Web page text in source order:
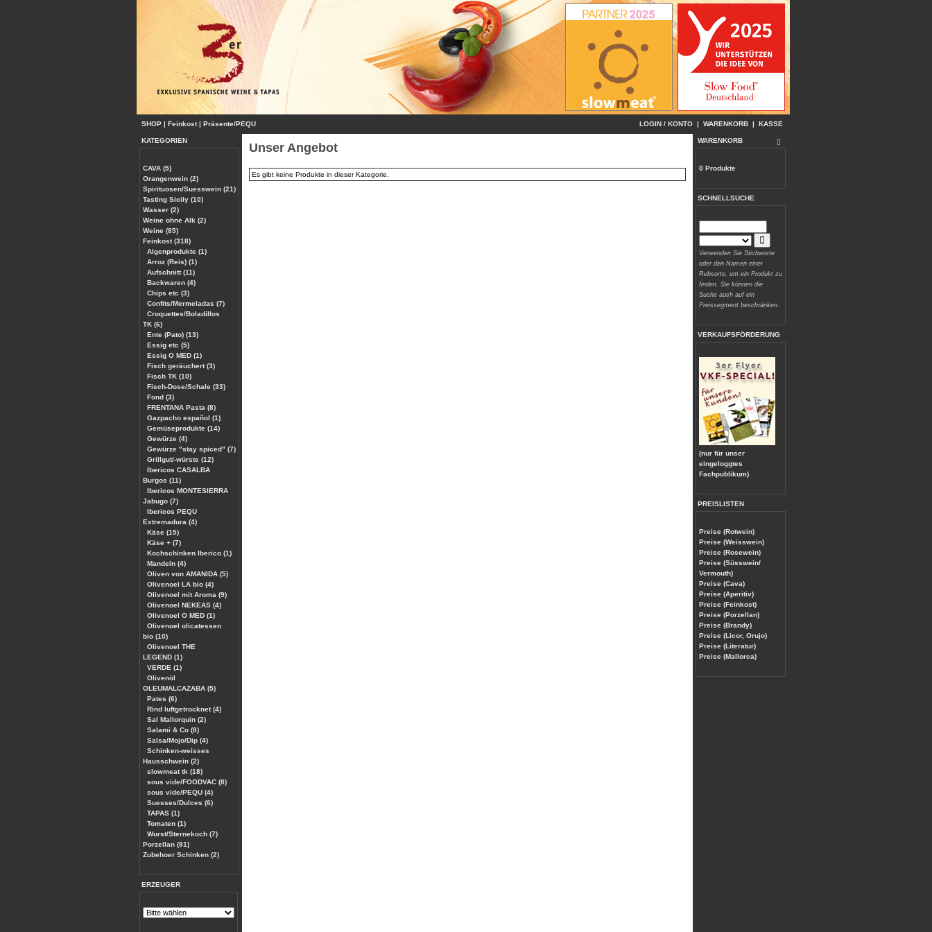
SHOP | Feinkost| Präsente/PEQU LOGIN / KONTO | WARENKORB | KASSE
KATEGORIEN
CAVA (5)
Orangenwein (2)
Spirituosen/Suesswein (21)
Tasting Sicily (10)
Wasser (2)
Weine ohne Alk (2)
Weine (85)
Feinkost (318)
Algenprodukte (1)
Arroz (Reis) (1)
Aufschnitt (11)
Backwaren (4)
Chips etc (3)
Confits/Mermeladas (7)
Croquettes/Boladillos
TK (6)
Ente (Pato) (13)
Essig etc (5)
Essig O MED (1)
Fisch geräuchert (3)
Fisch TK (10)
Fisch-Dose/Schale (33)
Fond (3)
FRENTANA Pasta (8)
Gazpacho español (1)
Gemüseprodukte (14)
Gewürze (4)
Gewürze "stay spiced" (7)
Grillgut/-würste (12)
Ibericos CASALBA
Burgos (11)
Ibericos MONTESIERRA
Jabugo (7)
Ibericos PEQU
Extremadura (4)
Käse (15)
Käse + (7)
Kochschinken Iberico (1)
Mandeln (4)
Oliven von AMANIDA (5)
Olivenoel LA bio (4)
Olivenoel mit Aroma (9)
Olivenoel NEKEAS (4)
Olivenoel O MED (1)
Olivenoel olicatessen
bio (10)
Olivenoel THE
LEGEND (1)
VERDE (1)
Olivenöl
OLEUMALCAZABA (5)
Pates (6)
Rind luftgetrocknet (4)
Sal Mallorquin (2)
Salami & Co (8)
Salsa/Mojo/Dip (4)
Schinken-weisses
Hausschwein (2)
slowmeat tk (18)
sous vide/FOODVAC (8)
sous vide/PEQU (4)
Suesses/Dulces (6)
TAPAS (1)
Tomaten (1)
Wurst/Sternekoch (7)
Porzellan (81)
Zubehoer Schinken (2)
ERZEUGER
Unser Angebot
Es gibt keine Produkte in dieser Kategorie.
WARENKORB
0 Produkte
SCHNELLSUCHE
Verwenden Sie Stichworte
oder den Namen einer
Rebsorte, um ein Produkt zu
finden. Sie können die
Suche auch auf ein
Preissegment beschränken.
VERKAUFSFÖRDERUNG
(nur für unser
eingeloggtes
Fachpublikum)
PREISLISTEN
Preise (Rotwein)
Preise (Weisswein)
Preise (Rosewein)
Preise (Süsswein/
Vermouth)
Preise (Cava)
Preise (Aperitiv)
Preise (Feinkost)
Preise (Porzellan)
Preise (Brandy)
Preise (Licor, Orujo)
Preise (Literatur)
Preise (Mallorca)